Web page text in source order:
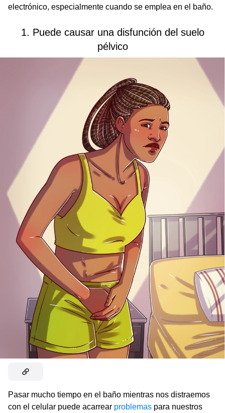
electrónico, especialmente cuando se emplea en el baño.
1. Puede causar una disfunción del suelo
pélvico
Pasar mucho tiempo en el baño mientras nos distraemos
con el celular puede acarrear problemas para nuestros